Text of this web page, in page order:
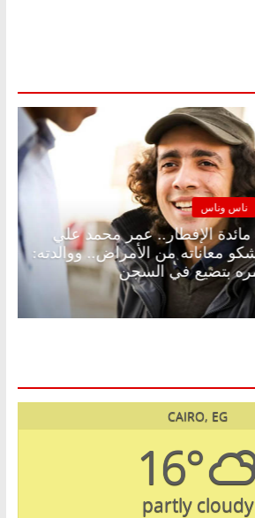
الرئيسية مصر
مقعد شاغر على مائدة الإفطار..
طالب الهندسة يشكو معاناته من
أحلى سنين عمره بتضيع في السجن
15 مارس، 2026
CAIRO, EG
16°
partly cloudy